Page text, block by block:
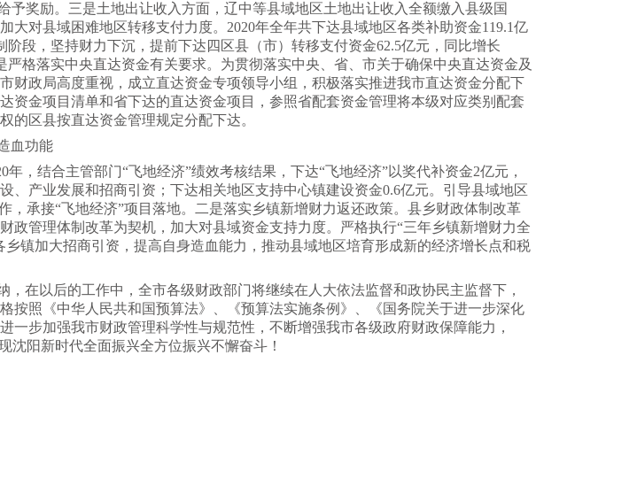
予奖励。三是土地出让收入方面，辽中等县域地区土地出让收入全额缴入县级国
大对县域困难地区转移支付力度。2020年全年共下达县域地区各类补助资金119.1亿
阶段，坚持财力下沉，提前下达四区县（市）转移支付资金62.5亿元，同比增长
严格落实中央直达资金有关要求。为贯彻落实中央、省、市关于确保中央直达资金及
财政局高度重视，成立直达资金专项领导小组，积极落实推进我市直达资金分配下
资金项目清单和省下达的直达资金项目，参照省配套资金管理将本级对应类别配套
的区县按直达资金管理规定分配下达。
血功能
年，结合主管部门“飞地经济”绩效考核结果，下达“飞地经济”以奖代补资金2亿元，
、产业发展和招商引资；下达相关地区支持中心镇建设资金0.6亿元。引导县域地区
，承接“飞地经济”项目落地。二是落实乡镇新增财力返还政策。县乡财政体制改革
政管理体制改革为契机，加大对县域资金支持力度。严格执行“三年乡镇新增财力全
镇加大招商引资，提高自身造血能力，推动县域地区培育形成新的经济增长点和税
，在以后的工作中，全市各级财政部门将继续在人大依法监督和政协民主监督下，
按照《中华人民共和国预算法》、《预算法实施条例》、《国务院关于进一步深化
一步加强我市财政管理科学性与规范性，不断增强我市各级政府财政保障能力，
沈阳新时代全面振兴全方位振兴不懈奋斗！